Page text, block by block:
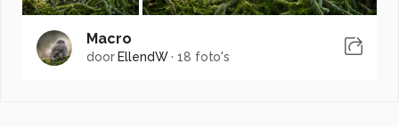
Macro
door EllendW·18 foto's